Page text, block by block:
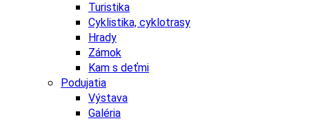
Turistika
Cyklistika, cyklotrasy
Hrady
Zámok
Kam s deťmi
Podujatia
Výstava
Galéria